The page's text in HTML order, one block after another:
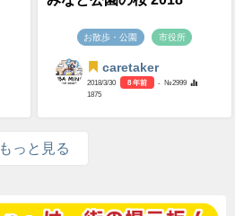
お散歩・公園 市役所
caretaker
2018/3/30 8 年前
- №2999
1875
もっと見る